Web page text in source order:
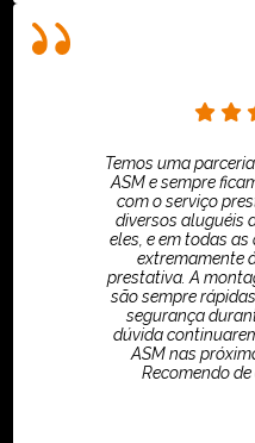
Temos uma
ASM e sempre
com o serviço
diversos aluguéis
eles, e em todas
extremamente
prestativa. A
são sempre
segurança
dúvida
ASM nas
Recomendo